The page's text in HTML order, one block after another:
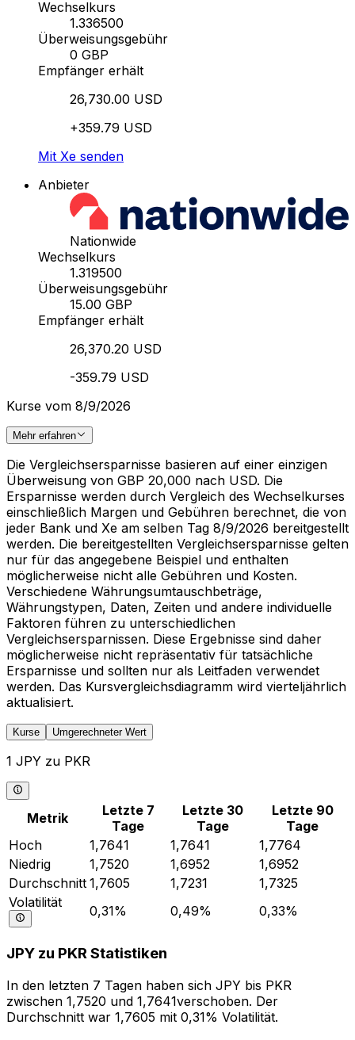
Wechselkurs
1.336500
Überweisungsgebühr
0 GBP
Empfänger erhält
26,730.00 USD
+359.79 USD
Mit Xe senden
Anbieter
Nationwide
Wechselkurs
1.319500
Überweisungsgebühr
15.00 GBP
Empfänger erhält
26,370.20 USD
-359.79 USD
Kurse vom 8/9/2026
Mehr erfahren
Die Vergleichsersparnisse basieren auf einer einzigen
Überweisung von GBP 20,000 nach USD. Die
Ersparnisse werden durch Vergleich des Wechselkurses
einschließlich Margen und Gebühren berechnet, die von
jeder Bank und Xe am selben Tag 8/9/2026 bereitgestellt
werden. Die bereitgestellten Vergleichsersparnisse gelten
nur für das angegebene Beispiel und enthalten
möglicherweise nicht alle Gebühren und Kosten.
Verschiedene Währungsumtauschbeträge,
Währungstypen, Daten, Zeiten und andere individuelle
Faktoren führen zu unterschiedlichen
Vergleichsersparnissen. Diese Ergebnisse sind daher
möglicherweise nicht repräsentativ für tatsächliche
Ersparnisse und sollten nur als Leitfaden verwendet
werden. Das Kursvergleichsdiagramm wird vierteljährlich
aktualisiert.
Kurse Umgerechneter Wert
1 JPY zu PKR
Metrik
Letzte 7
Tage
Letzte 30
Tage
Letzte 90
Tage
Hoch
1,7641 1,7641
1,7764
Niedrig
1,7520 1,6952
1,6952
Durchschnitt 1,7605 1,7231
1,7325
Volatilität
0,31% 0,49% 0,33%
JPY zu PKR Statistiken
In den letzten 7 Tagen haben sich JPY bis PKR
zwischen 1,7520 und 1,7641verschoben. Der
Durchschnitt war 1,7605 mit 0,31% Volatilität.